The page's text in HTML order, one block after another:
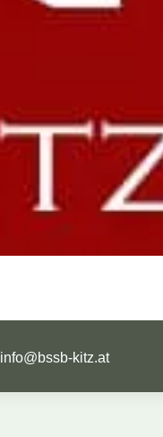
info@bssb-kitz.at